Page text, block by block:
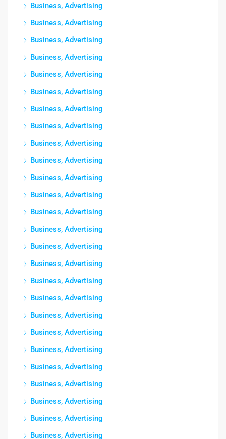
Business, Advertising
Business, Advertising
Business, Advertising
Business, Advertising
Business, Advertising
Business, Advertising
Business, Advertising
Business, Advertising
Business, Advertising
Business, Advertising
Business, Advertising
Business, Advertising
Business, Advertising
Business, Advertising
Business, Advertising
Business, Advertising
Business, Advertising
Business, Advertising
Business, Advertising
Business, Advertising
Business, Advertising
Business, Advertising
Business, Advertising
Business, Advertising
Business, Advertising
Business, Advertising